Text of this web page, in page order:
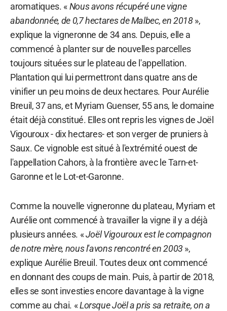
aromatiques. «Nous avons récupéré une vigne
abandonnée, de 0,7 hectares de Malbec, en 2018»,
explique la vigneronne de 34 ans. Depuis, elle a
commencé à planter sur de nouvelles parcelles
toujours situées sur le plateau de l'appellation.
Plantation qui lui permettront dans quatre ans de
vinifier un peu moins de deux hectares. Pour Aurélie
Breuil, 37 ans, et Myriam Guenser, 55 ans, le domaine
était déjà constitué. Elles ont repris les vignes de Joël
Vigouroux - dix hectares- et son verger de pruniers à
Saux. Ce vignoble est situé à l'extrémité ouest de
l'appellation Cahors, à la frontière avec le Tarn-et-
Garonne et le Lot-et-Garonne.
Comme la nouvelle vigneronne du plateau, Myriam et
Aurélie ont commencé à travailler la vigne il y a déjà
plusieurs années. «Joël Vigouroux est le compagnon
de notre mère, nous l'avons rencontré en 2003»,
explique Aurélie Breuil. Toutes deux ont commencé
en donnant des coups de main. Puis, à partir de 2018,
elles se sont investies encore davantage à la vigne
comme au chai. «Lorsque Joël a pris sa retraite, on a